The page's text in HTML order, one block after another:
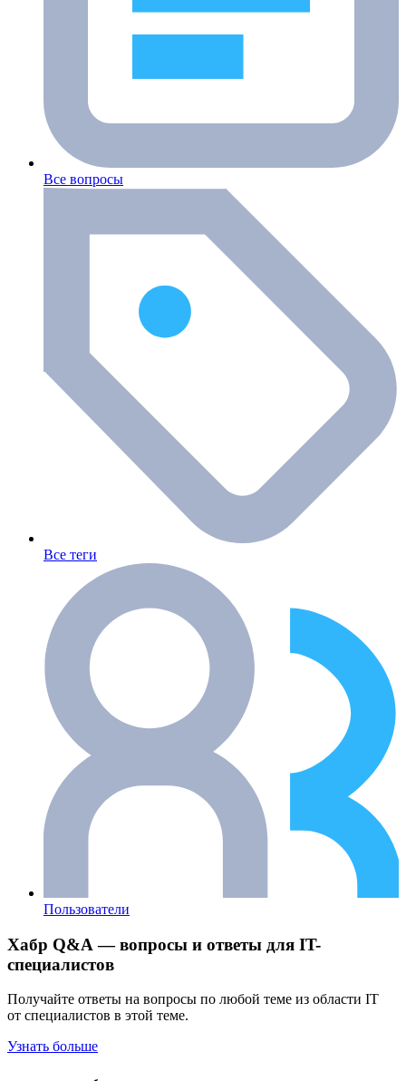
Все вопросы
Все теги
Пользователи
Хабр Q&A — вопросы и ответы для IT-
специалистов
Получайте ответы на вопросы по любой теме из области IT
от специалистов в этой теме.
Узнать больше